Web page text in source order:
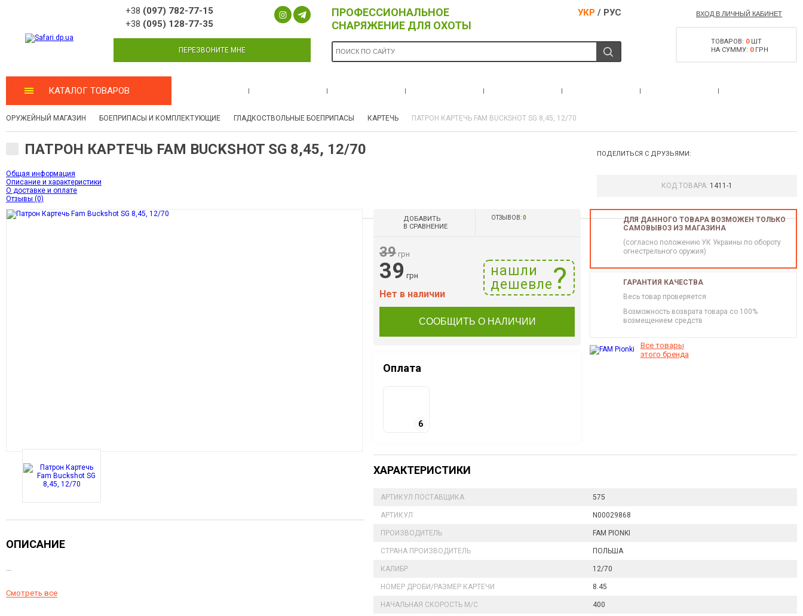
+38 (097) 782-77-15
+38 (095) 128-77-35
ПЕРЕЗВОНИТЕ МНЕ
ПРОФЕССИОНАЛЬНОЕ
СНАРЯЖЕНИЕ ДЛЯ ОХОТЫ
УКР / РУС ВХОД В ЛИЧНЫЙ КАБИНЕТ
ТОВАРОВ: 0ШТ
НА СУММУ: 0ГРН
КАТАЛОГ ТОВАРОВ
ОРУЖЕЙНЫЙ МАГАЗИН БОЕПРИПАСЫ И КОМПЛЕКТУЮЩИЕ ГЛАДКОСТВОЛЬНЫЕ БОЕПРИПАСЫ КАРТЕЧЬ ПАТРОН КАРТЕЧЬ FAM BUCKSHOT SG 8,45, 12/70
ПАТРОН КАРТЕЧЬ FAM BUCKSHOT SG 8,45, 12/70
Общая информация
Описание и характеристики
О доставке и оплате
Отзывы (0)
ПОДЕЛИТЬСЯ С ДРУЗЬЯМИ:
КОД ТОВАРА: 1411-1
ОПИСАНИЕ
...
Смотреть все
ДОБАВИТЬ
В СРАВНЕНИЕ
ОТЗЫВОВ:0
39 грн
39 грн
нашли
дешевле
Нет в наличии
СООБЩИТЬ О НАЛИЧИИ
Оплата
6
ДЛЯ ДАННОГО ТОВАРА ВОЗМОЖЕН ТОЛЬКО
САМОВЫВОЗ ИЗ МАГАЗИНА
(согласно положению УК Украины по обороту
огнестрельного оружия)
ГАРАНТИЯ КАЧЕСТВА
Весь товар проверяется
Возможность возврата товара со 100%
возмещением средств
Все товары
этого бренда
ХАРАКТЕРИСТИКИ
АРТИКУЛ ПОСТАВЩИКА 575
АРТИКУЛ N00029868
ПРОИЗВОДИТЕЛЬ FAM PIONKI
СТРАНА ПРОИЗВОДИТЕЛЬ ПОЛЬША
КАЛИБР 12/70
НОМЕР ДРОБИ/РАЗМЕР КАРТЕЧИ 8.45
НАЧАЛЬНАЯ СКОРОСТЬ М/С 400